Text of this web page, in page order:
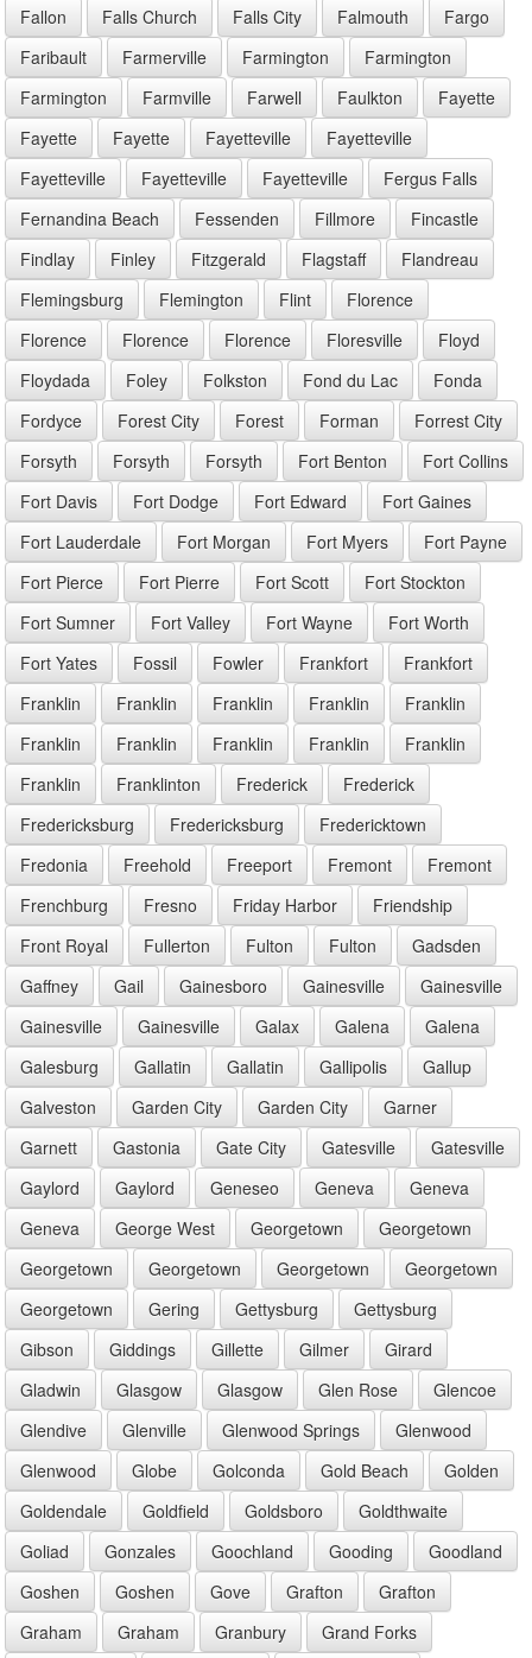
Fallon Falls Church Falls City Falmouth
Fargo
Faribault
Farmerville Farmington
Farmington
Farmington
Farmville Farwell Faulkton
Fayette
Fayette
Fayette Fayetteville
Fayetteville
Fayetteville
Fayetteville Fayetteville
Fergus Falls
Fernandina Beach
Fessenden Fillmore
Fincastle
Findlay
Finley Fitzgerald Flagstaff
Flandreau
Flemingsburg
Flemington Flint
Florence
Florence
Florence Florence Floresville
Floyd
Floydada
Foley Folkston Fond du Lac
Fonda
Fordyce
Forest City Forest Forman
Forrest City
Forsyth
Forsyth Forsyth Fort Benton
Fort Collins
Fort Davis
Fort Dodge Fort Edward
Fort Gaines
Fort Lauderdale
Fort Morgan Fort Myers
Fort Payne
Fort Pierce
Fort Pierre Fort Scott
Fort Stockton
Fort Sumner
Fort Valley Fort Wayne
Fort Worth
Fort Yates
Fossil Fowler Frankfort
Frankfort
Franklin
Franklin Franklin Franklin
Franklin
Franklin
Franklin Franklin Franklin
Franklin
Franklin
Franklinton Frederick
Frederick
Fredericksburg
Fredericksburg
Fredericktown
Fredonia
Freehold Freeport Fremont
Fremont
Frenchburg
Fresno Friday Harbor
Friendship
Front Royal
Fullerton Fulton Fulton
Gadsden
Gaffney
Gail Gainesboro Gainesville
Gainesville
Gainesville
Gainesville Galax Galena
Galena
Galesburg
Gallatin Gallatin Gallipolis
Gallup
Galveston
Garden City Garden City
Garner
Garnett
Gastonia Gate City Gatesville
Gatesville
Gaylord
Gaylord Geneseo Geneva
Geneva
Geneva
George West Georgetown
Georgetown
Georgetown
Georgetown Georgetown
Georgetown
Georgetown
Gering Gettysburg
Gettysburg
Gibson
Giddings Gillette Gilmer
Girard
Gladwin
Glasgow Glasgow Glen Rose
Glencoe
Glendive
Glenville Glenwood Springs
Glenwood
Glenwood
Globe Golconda Gold Beach
Golden
Goldendale
Goldfield Goldsboro
Goldthwaite
Goliad
Gonzales Goochland Gooding
Goodland
Goshen
Goshen Gove Grafton
Grafton
Graham
Graham Granbury
Grand Forks